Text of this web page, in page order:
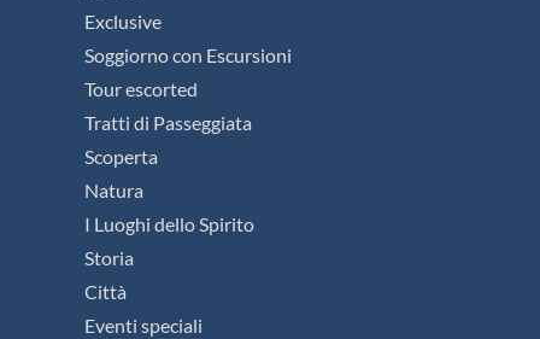
Exclusive
Soggiorno con Escursioni
Tour escorted
Tratti di Passeggiata
Scoperta
Natura
I Luoghi dello Spirito
Storia
Città
Eventi speciali